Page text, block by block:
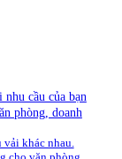
cầu của bạn
phòng, doanh
vải khác nhau.